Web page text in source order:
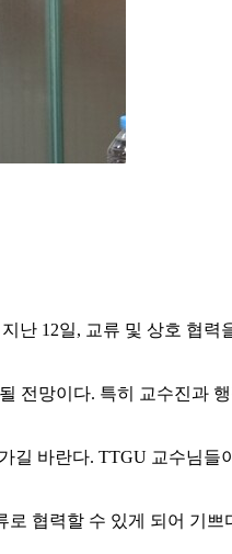
난 12일, 교류 및 상호 협력
전망이다. 특히 교수진과
바란다. TTGU 교수님들
협력할 수 있게 되어 기